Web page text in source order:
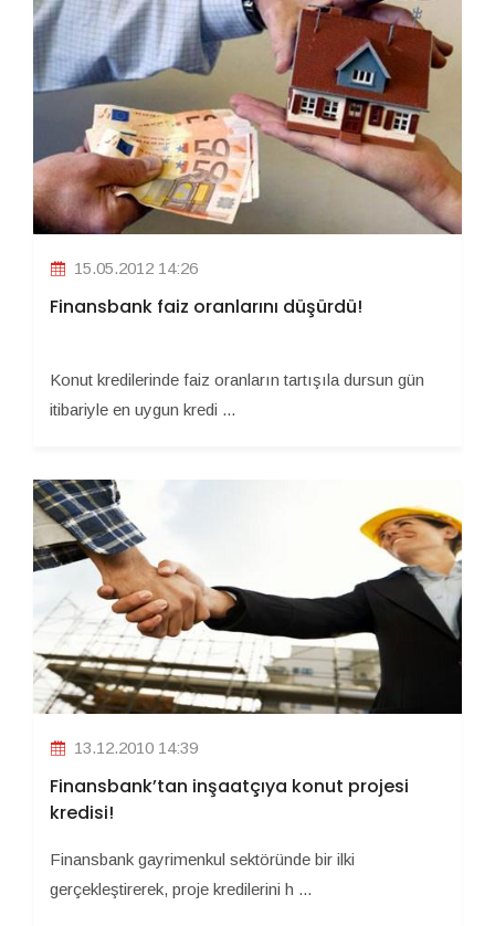
15.05.2012 14:26
Finansbank faiz oranlarını düşürdü!
Konut kredilerinde faiz oranların tartışıla dursun gün
itibariyle en uygun kredi ...
13.12.2010 14:39
Finansbank’tan inşaatçıya konut projesi
kredisi!
Finansbank gayrimenkul sektöründe bir ilki
gerçekleştirerek, proje kredilerini h ...